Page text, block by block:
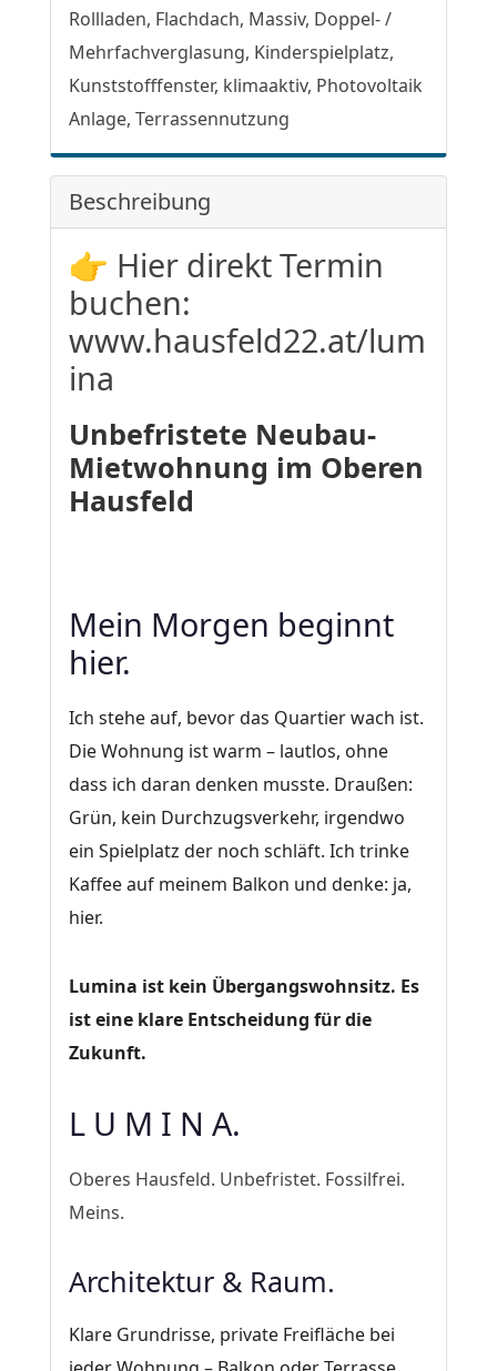
Rollladen, Flachdach, Massiv, Doppel- /
Mehrfachverglasung, Kinderspielplatz,
Kunststofffenster, klimaaktiv, Photovoltaik
Anlage, Terrassennutzung
Beschreibung
👉 Hier direkt Termin
buchen:
www.hausfeld22.at/lum
ina
Unbefristete Neubau-
Mietwohnung im Oberen
Hausfeld
Mein Morgen beginnt
hier.
Ich stehe auf, bevor das Quartier wach ist.
Die Wohnung ist warm – lautlos, ohne
dass ich daran denken musste. Draußen:
Grün, kein Durchzugsverkehr, irgendwo
ein Spielplatz der noch schläft. Ich trinke
Kaffee auf meinem Balkon und denke: ja,
hier.
Lumina ist kein Übergangswohnsitz. Es
ist eine klare Entscheidung für die
Zukunft.
L U M I N A.
Oberes Hausfeld. Unbefristet. Fossilfrei.
Meins.
Architektur & Raum.
Klare Grundrisse, private Freifläche bei